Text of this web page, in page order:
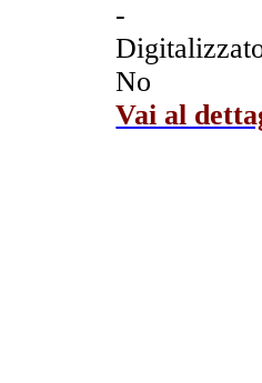
-
No
Vai al